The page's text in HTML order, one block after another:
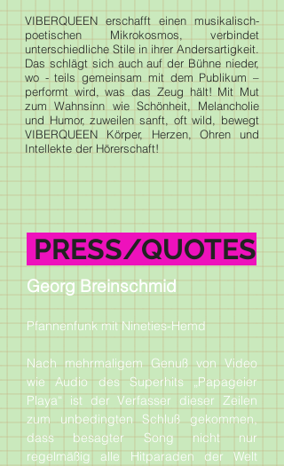
VIBERQUEEN erschafft einen musikalisch-
poetischen Mikrokosmos, verbindet
unterschiedliche Stile in ihrer Andersartigkeit.
Das schlägt sich auch auf der Bühne nieder,
wo - teils gemeinsam mit dem Publikum –
performt wird, was das Zeug hält! Mit Mut
zum Wahnsinn wie Schönheit, Melancholie
und Humor, zuweilen sanft, oft wild, bewegt
VIBERQUEEN Körper, Herzen, Ohren und
Intellekte der Hörerschaft!
PRESS/QUOTES
Georg Breinschmid
Pfannenfunk mit Nineties-Hemd
Nach mehrmaligem Genuß von Video
wie Audio des Superhits „Papageier
Playa“ ist der Verfasser dieser Zeilen
zum unbedingten Schluß gekommen,
dass besagter Song nicht nur
regelmäßig alle Hitparaden der Welt